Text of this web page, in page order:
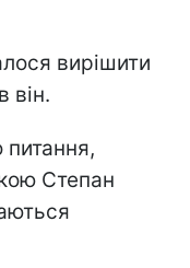
вирішити
він.
Степан